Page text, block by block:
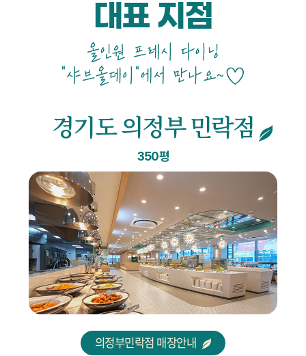
대표 지점
경기도 의정부 민락점
350평
의정부민락점 매장안내